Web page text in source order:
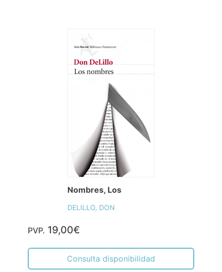
Nombres, Los
DELILLO, DON
PVP. 19,00€
Consulta disponibilidad